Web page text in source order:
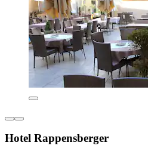
Hotel Rappensberger